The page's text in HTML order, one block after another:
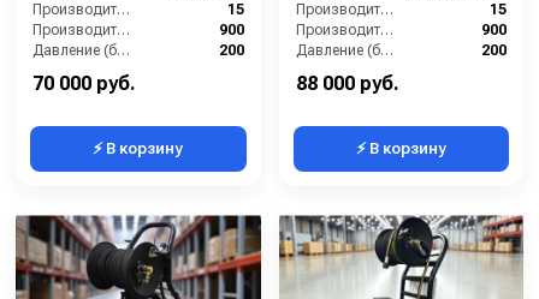
Производительность (л/мин):
15
Производительность (л/ч):
900
Давление (бар):
200
Напряжение (В):
70 000 руб.
⚡ В корзину
Производительность (л/мин):
15
Производительность (л/ч):
900
Давление (бар):
200
Напряжение (В):
88 000 руб.
⚡ В корзину